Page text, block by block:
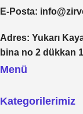
E-Posta:
Adres: Yukarı
bina no 2 dükkan
Menü
Kategorilerimiz